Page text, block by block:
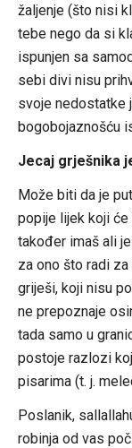
žaljenje (što nisi
tebe nego da si
ispunjen sa
sebi divi nisu
svoje nedostatke
bogobojaznošću
Jecaj grješnika
Može biti da je
popije lijek koji
također imaš ali
za ono što radi
griješi, koji nisu
ne prepoznaje
tada samo u
postoje razlozi
pisarima (t. j.
Poslanik,
robinja od vas